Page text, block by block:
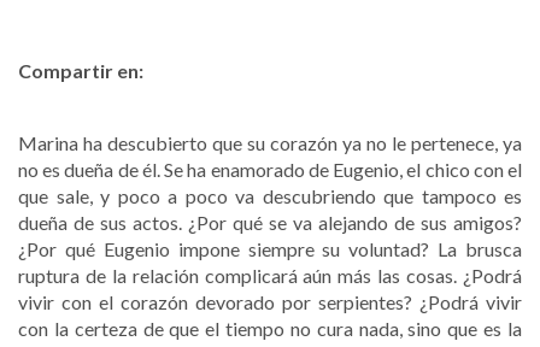
Compartir en:
Marina ha descubierto que su corazón ya no le pertenece, ya
no es dueña de él. Se ha enamorado de Eugenio, el chico con el
que sale, y poco a poco va descubriendo que tampoco es
dueña de sus actos. ¿Por qué se va alejando de sus amigos?
¿Por qué Eugenio impone siempre su voluntad? La brusca
ruptura de la relación complicará aún más las cosas. ¿Podrá
vivir con el corazón devorado por serpientes? ¿Podrá vivir
con la certeza de que el tiempo no cura nada, sino que es la